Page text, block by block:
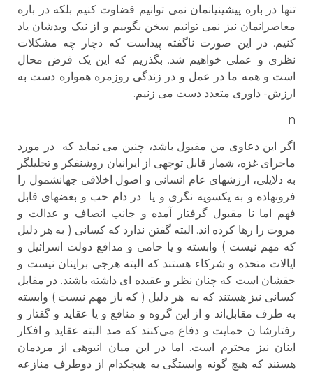
تنها در باره پیشینیانمان نمی توانیم قضاوت کنیم بلکه در باره
معاصرانمان نیز نمی توانیم سخن بگوییم و از نیک وبدشان یاد
کنیم. در این صورت ناگفته پیداست که دچار چه مشکلات
نظری و عملی خواهیم شد. بگذریم که این یک فرض محال
است و همه ما در عمل و در زندگی روزمره همواره دست به
ارزش- داوری متعدد دست می زنیم.
n
اگر این دعاوی من مقبول باشد، چنین می نماید که در مورد
ماجرای غزه، شمار قابل توجهی از ایرانیان روشنفکر و تحلیلگر
به دلایلی، ارزشهای عام انسانی و اصول اخلاقی جهانشمول را
فرونهاده و به یکسویه نگری و یا در دام حب و بغضهای قابل
فهم اما نا مقبول گرفتار آمده و جانب انصاف و عدالت و
مروت را رها کرده اند. البته گفتن ندارد که کسانی ( به هر دلیل
که مهم نیست ) وابسته و یا حامی و مدافع دولت اسرائیل و
ایالات متحده و شرکاء هستند که البته هرجی براینان نیست و
حقشان است که چنان نظر و عقیده ای داشته باشند. در مقابل
کسانی نیز هستند که به هر دلیل ( که باز مهم نیست ) وابسته
به طرف مقابل‌اند و از این گروه و منافع و یا عقاید و گفتار و
رفتارشا ن حمایت و دفاع می‌کنند که صد البته عقاید و افکار
اینان نیز محترم است. اما در این میان انبوهی از مردمان
هستند که هیچ گونه وابستگی به هیچکدام از دوطرف منازعه